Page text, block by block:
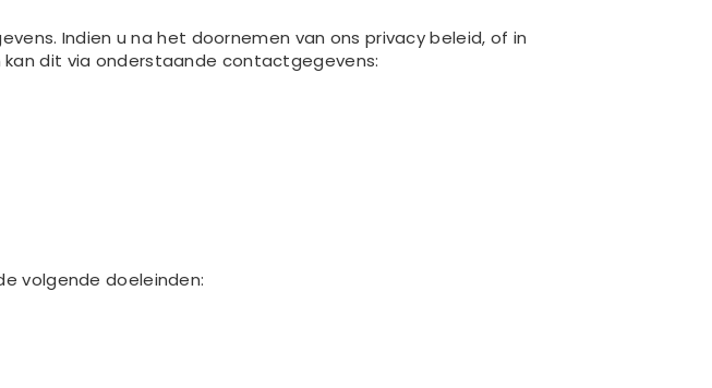
Indien u na het doornemen van ons privacy beleid, of in
dit via onderstaande contactgegevens:
volgende doeleinden: